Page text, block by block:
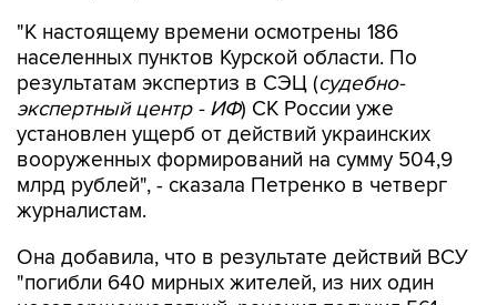
"К настоящему времени осмотрены 186
населенных пунктов Курской области. По
результатам экспертиз в СЭЦ (судебно-
экспертный центр - ИФ) СК России уже
установлен ущерб от действий украинских
вооруженных формирований на сумму 504,9
млрд рублей", - сказала Петренко в четверг
журналистам.
Она добавила, что в результате действий ВСУ
"погибли 640 мирных жителей, из них один